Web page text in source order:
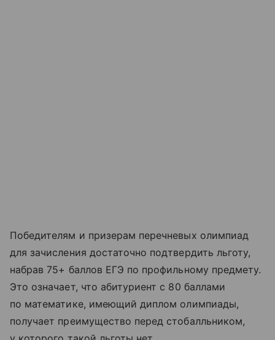
Победителям и призерам перечневых олимпиад
для зачисления достаточно подтвердить льготу,
набрав 75+ баллов ЕГЭ по профильному предмету.
Это означает, что абитуриент с 80 баллами
по математике, имеющий диплом олимпиады,
получает преимущество перед стобалльником,